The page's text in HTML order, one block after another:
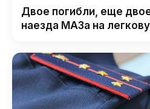
Двое погибли, еще
наезда МАЗа на